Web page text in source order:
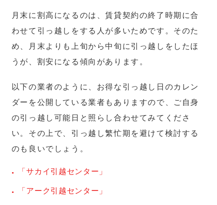
月末に割高になるのは、賃貸契約の終了時期に合
わせて引っ越しをする人が多いためです。そのた
め、月末よりも上旬から中旬に引っ越しをしたほ
うが、割安になる傾向があります。
以下の業者のように、お得な引っ越し日のカレン
ダーを公開している業者もありますので、ご自身
の引っ越し可能日と照らし合わせてみてくださ
い。その上で、引っ越し繁忙期を避けて検討する
のも良いでしょう。
「サカイ引越センター」
「アーク引越センター」